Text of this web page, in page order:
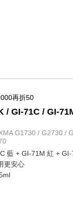
再折50
/ GI-71C / GI-
G1730 / G2730 /
藍 + GI-71M 紅 + GI-
更安心